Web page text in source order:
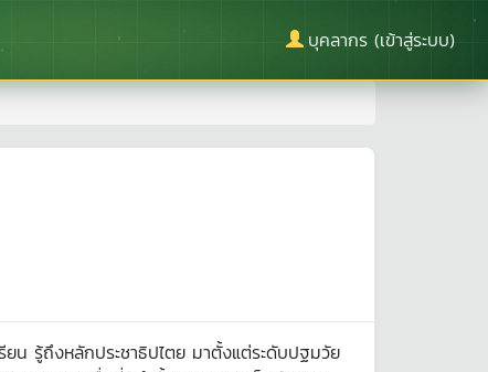
บุคลากร (เข้าสู่ระบบ)
น รู้ถึงหลักประชาธิปไตย มาตั้งแต่ระดับปฐมวัย